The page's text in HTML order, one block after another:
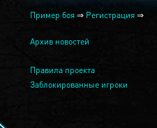
Пример боя ⇒ Регистрация ⇒
Архив новостей
Правила проекта
Заблокированные игроки